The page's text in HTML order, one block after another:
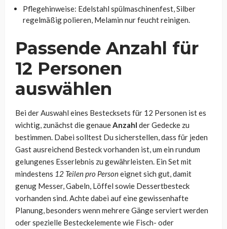
Pflegehinweise: Edelstahl spülmaschinenfest, Silber
regelmäßig polieren, Melamin nur feucht reinigen.
Passende Anzahl für
12 Personen
auswählen
Bei der Auswahl eines Bestecksets für 12 Personen ist es
wichtig, zunächst die genaueAnzahl der Gedecke zu
bestimmen. Dabei solltest Du sicherstellen, dass für jeden
Gast ausreichend Besteck vorhanden ist, um ein rundum
gelungenes Esserlebnis zu gewährleisten. Ein Set mit
mindestens 12 Teilen pro Personeignet sich gut, damit
genug Messer, Gabeln, Löffel sowie Dessertbesteck
vorhanden sind. Achte dabei auf eine gewissenhafte
Planung, besonders wenn mehrere Gänge serviert werden
oder spezielle Besteckelemente wie Fisch- oder